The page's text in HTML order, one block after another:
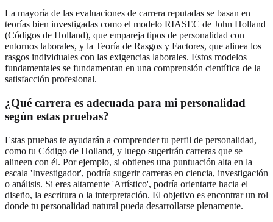
La mayoría de las evaluaciones de carrera reputadas se basan en
teorías bien investigadas como el modelo RIASEC de John Holland
(Códigos de Holland), que empareja tipos de personalidad con
entornos laborales, y la Teoría de Rasgos y Factores, que alinea los
rasgos individuales con las exigencias laborales. Estos modelos
fundamentales se fundamentan en una comprensión científica de la
satisfacción profesional.
¿Qué carrera es adecuada para mi personalidad
según estas pruebas?
Estas pruebas te ayudarán a comprender tu perfil de personalidad,
como tu Código de Holland, y luego sugerirán carreras que se
alineen con él. Por ejemplo, si obtienes una puntuación alta en la
escala 'Investigador', podría sugerir carreras en ciencia, investigación
o análisis. Si eres altamente 'Artístico', podría orientarte hacia el
diseño, la escritura o la interpretación. El objetivo es encontrar un rol
donde tu personalidad natural pueda desarrollarse plenamente.